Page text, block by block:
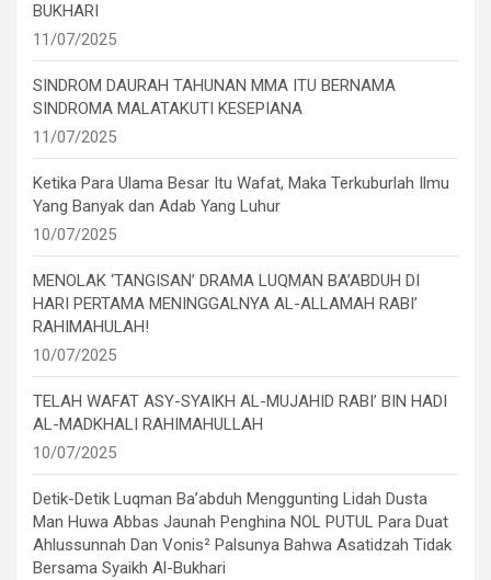
BUKHARI
11/07/2025
SINDROM DAURAH TAHUNAN MMA ITU BERNAMA
SINDROMA MALATAKUTI KESEPIANA
11/07/2025
Ketika Para Ulama Besar Itu Wafat, Maka Terkuburlah Ilmu
Yang Banyak dan Adab Yang Luhur
10/07/2025
MENOLAK ‘TANGISAN’ DRAMA LUQMAN BA’ABDUH DI
HARI PERTAMA MENINGGALNYA AL-ALLAMAH RABI’
RAHIMAHULAH!
10/07/2025
TELAH WAFAT ASY-SYAIKH AL-MUJAHID RABI’ BIN HADI
AL-MADKHALI RAHIMAHULLAH
10/07/2025
Detik-Detik Luqman Ba’abduh Menggunting Lidah Dusta
Man Huwa Abbas Jaunah Penghina NOL PUTUL Para Duat
Ahlussunnah Dan Vonis² Palsunya Bahwa Asatidzah Tidak
Bersama Syaikh Al-Bukhari